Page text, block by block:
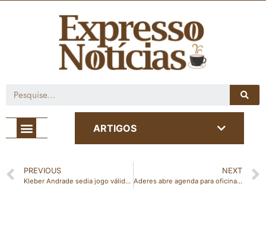
ARTIGOS
PREVIOUS
Kleber Andrade sedia jogo válido pela terceira rodada do Campeonato Capixaba 2022
NEXT
Aderes abre agenda para oficinas de Artesanato Competitivo